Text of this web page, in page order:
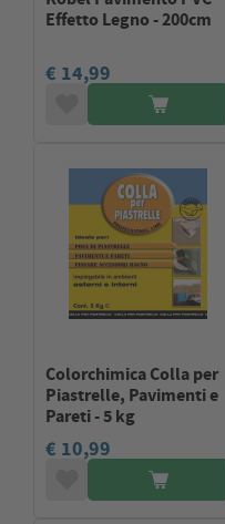
Effetto Legno - 200cm
€ 14,99
Colorchimica Colla per
Piastrelle, Pavimenti e
Pareti - 5 kg
€ 10,99